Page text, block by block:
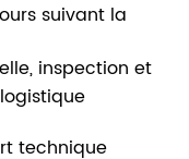
suivant la
inspection et
technique